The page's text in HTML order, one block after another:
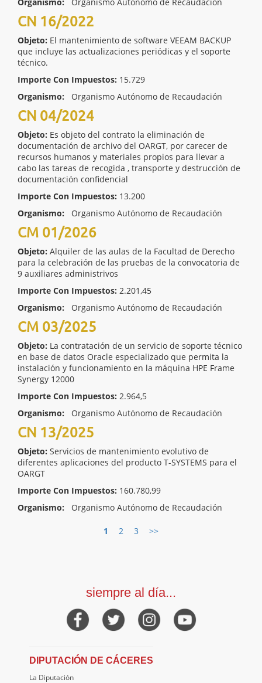
CN 16/2022
Objeto: El mantenimiento de software VEEAM BACKUP
que incluye las actualizaciones periódicas y el soporte
técnico.
Importe Con Impuestos: 15.729
Organismo:
Organismo Autónomo de Recaudación
CN 04/2024
Objeto: Es objeto del contrato la eliminación de
documentación de archivo del OARGT, por carecer de
recursos humanos y materiales propios para llevar a
cabo las tareas de recogida , transporte y destrucción de
documentación confidencial
Importe Con Impuestos: 13.200
Organismo:
Organismo Autónomo de Recaudación
CM 01/2026
Objeto: Alquiler de las aulas de la Facultad de Derecho
para la celebración de las pruebas de la convocatoria de
9 auxiliares administrivos
Importe Con Impuestos: 2.201,45
Organismo:
Organismo Autónomo de Recaudación
CM 03/2025
Objeto: La contratación de un servicio de soporte técnico
en base de datos Oracle especializado que permita la
instalación y funcionamiento en la máquina HPE Frame
Synergy 12000
Importe Con Impuestos: 2.964,5
Organismo:
Organismo Autónomo de Recaudación
CN 13/2025
Objeto: Servicios de mantenimiento evolutivo de
diferentes aplicaciones del producto T-SYSTEMS para el
OARGT
Importe Con Impuestos: 160.780,99
Organismo:
Organismo Autónomo de Recaudación
1 2 3 >>
siempre al día...
DIPUTACIÓN DE CÁCERES
La Diputación